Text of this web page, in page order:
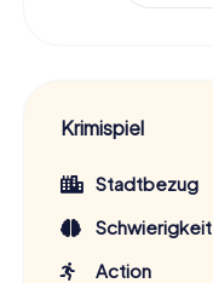
Krimispiel
Stadtbezug
Schwierigkeit
Action